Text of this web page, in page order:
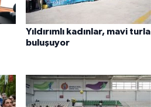
Yıldırımlı kadınlar, mavi turla
buluşuyor